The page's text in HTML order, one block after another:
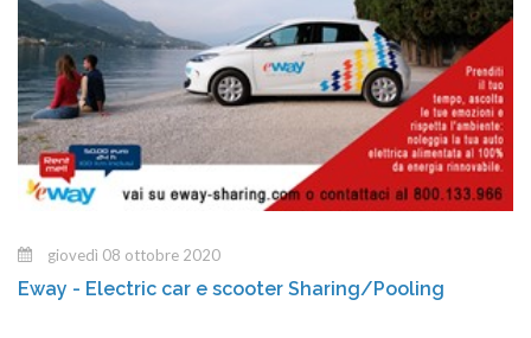
giovedì 08 ottobre 2020
Eway - Electric car e scooter Sharing/Pooling